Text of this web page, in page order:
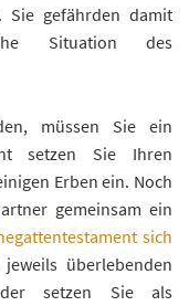
Sie gefährden damit
Situation des
müssen Sie ein
setzen Sie Ihren
Erben ein. Noch
gemeinsam ein
sich
überlebenden
setzen Sie als